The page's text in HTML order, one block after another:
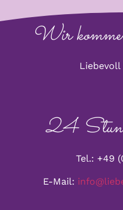
Wir
24
Tel.: +49
E-Mail: